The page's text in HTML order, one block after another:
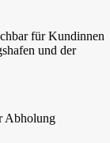
für Kundinnen
und der
Abholung